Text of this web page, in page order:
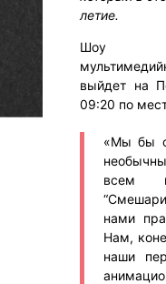
летие.
Шоу
выйдет на
09:20 по
«Мы бы
всем
нами
Нам,
наши